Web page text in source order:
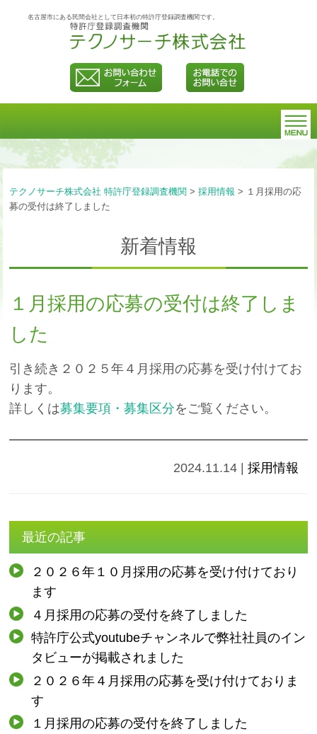
名古屋市にある民間会社として日本初の特許庁登録調査機関です。
テクノサーチ株式会社 特許庁登録調査機関 >採用情報 > １月採用の応
募の受付は終了しました
新着情報
１月採用の応募の受付は終了しま
した
引き続き２０２５年４月採用の応募を受け付けてお
ります。
詳しくは募集要項・募集区分をご覧ください。
2024.11.14 |採用情報
最近の記事
２０２６年１０月採用の応募を受け付けており
ます
４月採用の応募の受付を終了しました
特許庁公式youtubeチャンネルで弊社社員のイン
タビューが掲載されました
２０２６年４月採用の応募を受け付けておりま
す
１月採用の応募の受付を終了しました